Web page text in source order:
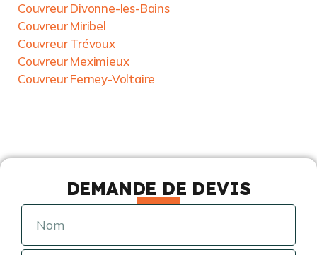
Couvreur Divonne-les-Bains
Couvreur Miribel
Couvreur Trévoux
Couvreur Meximieux
Couvreur Ferney-Voltaire
DEMANDE DE DEVIS